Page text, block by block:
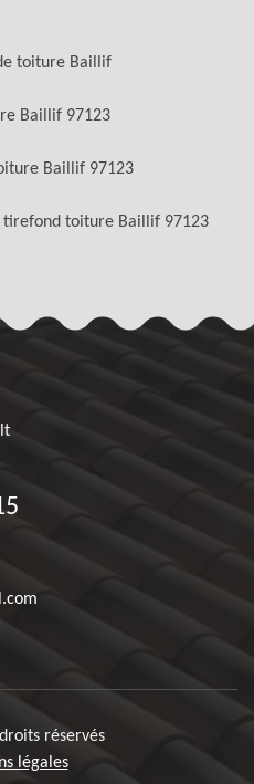
toiture Baillif
Baillif 97123
Baillif 97123
tirefond toiture Baillif 97123
réservés
légales